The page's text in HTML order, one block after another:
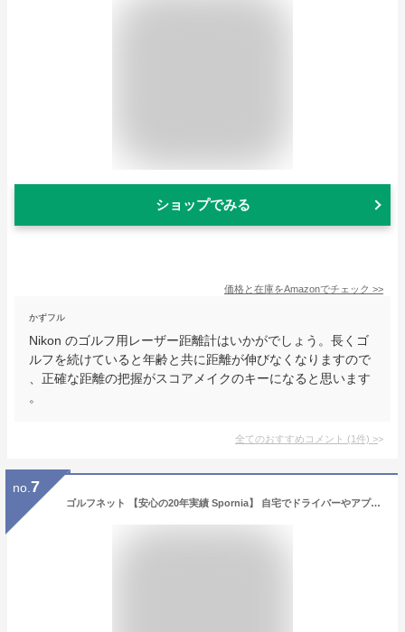
ショップでみる
価格と在庫をAmazonでチェック >>
かずフル
Nikon のゴルフ用レーザー距離計はいかがでしょう。長くゴ
ルフを続けていると年齢と共に距離が伸びなくなりますので
、正確な距離の把握がスコアメイクのキーになると思います
。
全てのおすすめコメント (1件) >
no. 7
ゴルフネット 【安心の20年実績 Spornia】 自宅でドライバーやアプローチ練習 初心者でも設置簡単 練習器具 スポーニア (レギュラー - 215cm)